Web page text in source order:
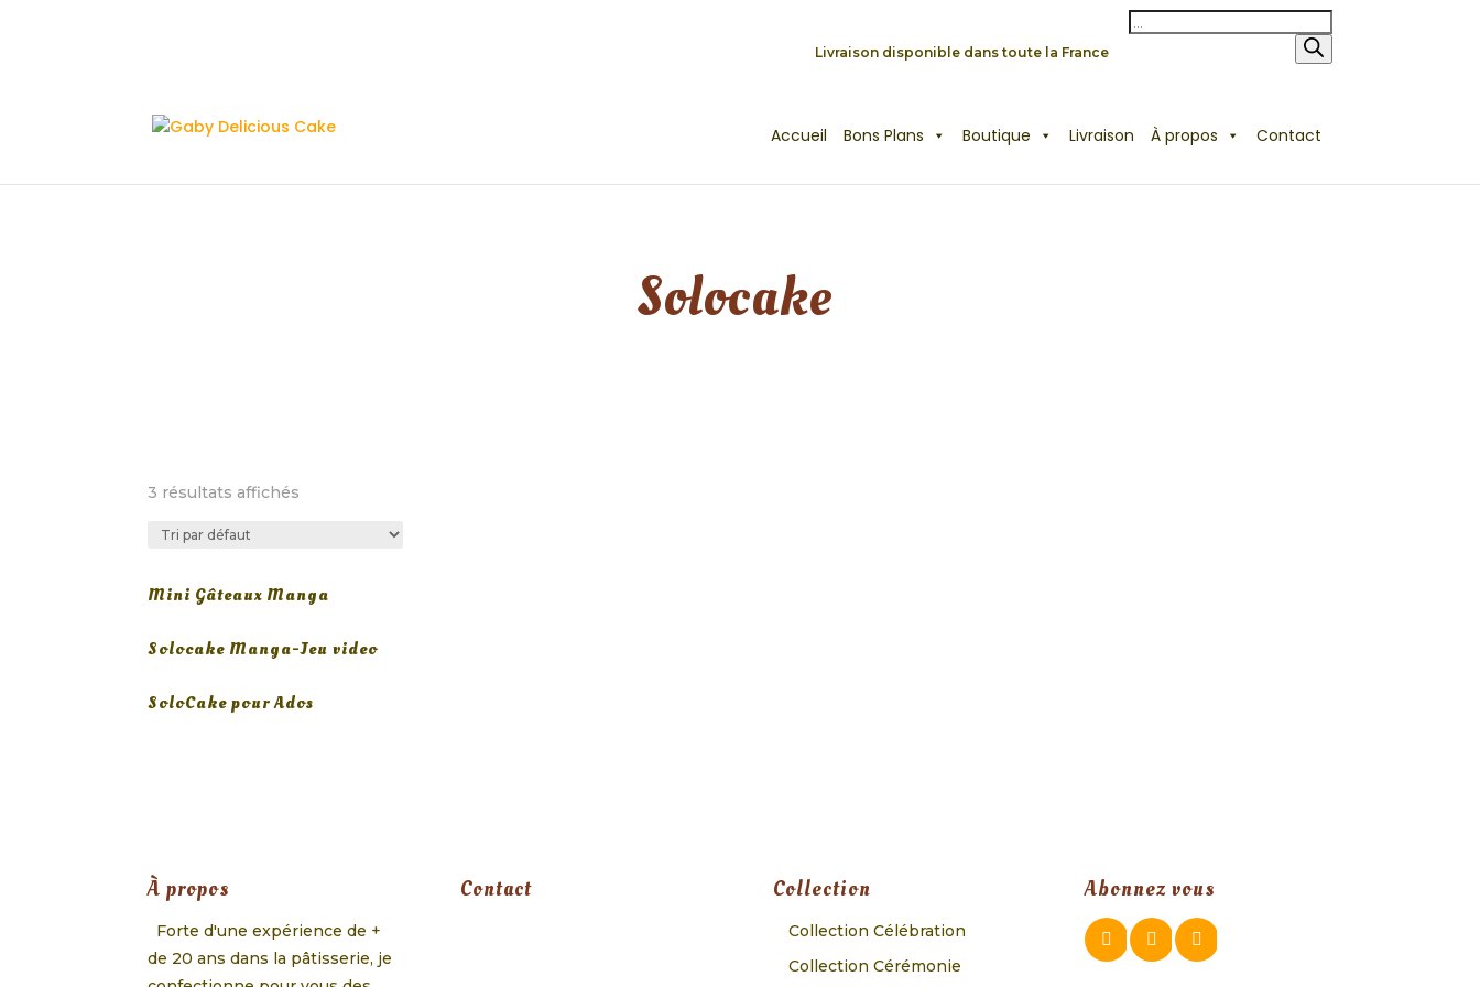
Livraison disponible dans toute la France
Recherche
de
Accueil Bons Plans Boutique Livraison À propos Contact
Solocake
3 résultats affichés
Mini Gâteaux Manga
Solocake Manga-Jeu video
SoloCake pour Ados
À propos
Forte d'une expérience de +
de 20 ans dans la pâtisserie, je
Contact Collection
Collection Célébration
Collection Cérémonie
Abonnez vous